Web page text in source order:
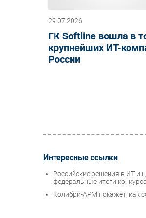
29.07.2026
ГК Softline вошла в
крупнейших ИТ-
России
Интересные ссылки
Российские решения в ИТ и
федеральные итоги
Колибри-АРМ покажет, как